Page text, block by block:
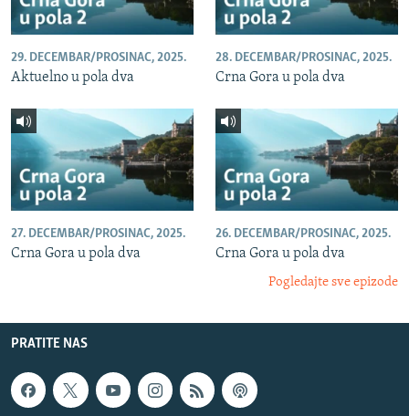
29. DECEMBAR/PROSINAC, 2025.
Aktuelno u pola dva
28. DECEMBAR/PROSINAC, 2025.
Crna Gora u pola dva
27. DECEMBAR/PROSINAC, 2025.
Crna Gora u pola dva
26. DECEMBAR/PROSINAC, 2025.
Crna Gora u pola dva
Pogledajte sve epizode
PRATITE NAS